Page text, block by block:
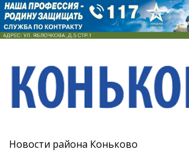
Новости района Коньково